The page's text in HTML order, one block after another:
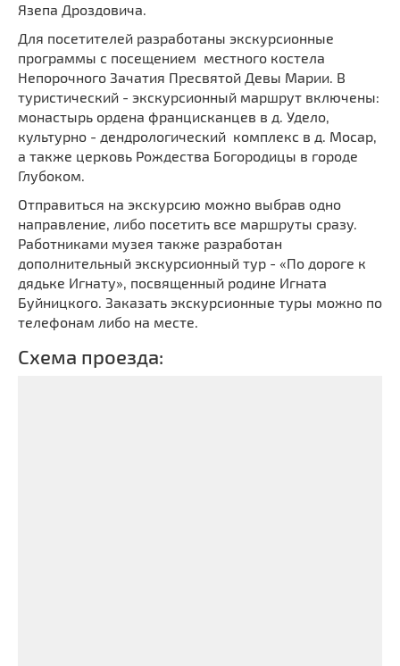
Язепа Дроздовича.
Для посетителей разработаны экскурсионные
программы с посещением местного костела
Непорочного Зачатия Пресвятой Девы Марии. В
туристический - экскурсионный маршрут включены:
монастырь ордена францисканцев в д. Удело,
культурно - дендрологический комплекс в д. Мосар,
а также церковь Рождества Богородицы в городе
Глубоком.
Отправиться на экскурсию можно выбрав одно
направление, либо посетить все маршруты сразу.
Работниками музея также разработан
дополнительный экскурсионный тур - «По дороге к
дядьке Игнату», посвященный родине Игната
Буйницкого. Заказать экскурсионные туры можно по
телефонам либо на месте.
Схема проезда: